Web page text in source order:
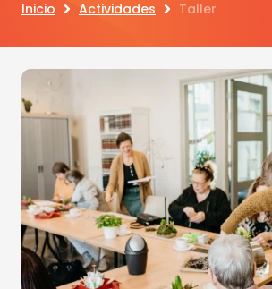
Inicio Actividades Taller